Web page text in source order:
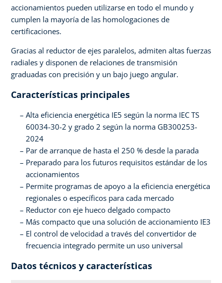
accionamientos pueden utilizarse en todo el mundo y
cumplen la mayoría de las homologaciones de
certificaciones.
Gracias al reductor de ejes paralelos, admiten altas fuerzas
radiales y disponen de relaciones de transmisión
graduadas con precisión y un bajo juego angular.
Características principales
Alta eficiencia energética IE5 según la norma IEC TS
60034-30-2 y grado 2 según la norma GB300253-
2024
Par de arranque de hasta el 250 % desde la parada
Preparado para los futuros requisitos estándar de los
accionamientos
Permite programas de apoyo a la eficiencia energética
regionales o específicos para cada mercado
Reductor con eje hueco delgado compacto
Más compacto que una solución de accionamiento IE3
El control de velocidad a través del convertidor de
frecuencia integrado permite un uso universal
Datos técnicos y características